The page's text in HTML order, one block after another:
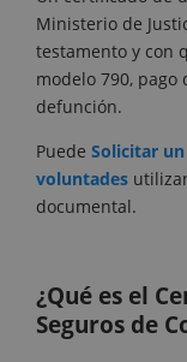
Ministerio de
testamento y con
modelo 790,
defunción.
Puede Solicitar
voluntades
documental.
¿Qué es el
Seguros de